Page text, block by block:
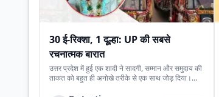
30 ई-रिक्शा, 1 दूल्हा: UP की सबसे
रचनात्मक बारात
उत्तर प्रदेश में हुई एक शादी ने सादगी, सम्मान और समुदाय की
ताकत को बहुत ही अनोखे तरीके से एक साथ जोड़ दिया।